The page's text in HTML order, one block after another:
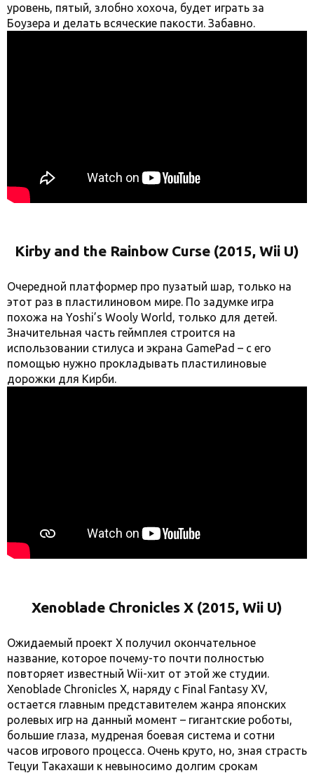
уровень, пятый, злобно хохоча, будет играть за
Боузера и делать всяческие пакости. Забавно.
Kirby and the Rainbow Curse (2015, Wii U)
Очередной платформер про пузатый шар, только на
этот раз в пластилиновом мире. По задумке игра
похожа на Yoshi’s Wooly World, только для детей.
Значительная часть геймплея строится на
использовании стилуса и экрана GamePad – с его
помощью нужно прокладывать пластилиновые
дорожки для Кирби.
Xenoblade Chronicles X (2015, Wii U)
Ожидаемый проект X получил окончательное
название, которое почему-то почти полностью
повторяет известный Wii-хит от этой же студии.
Xenoblade Chronicles X, наряду с Final Fantasy XV,
остается главным представителем жанра японских
ролевых игр на данный момент – гигантские роботы,
большие глаза, мудреная боевая система и сотни
часов игрового процесса. Очень круто, но, зная страсть
Тецуи Такахаши к невыносимо долгим срокам